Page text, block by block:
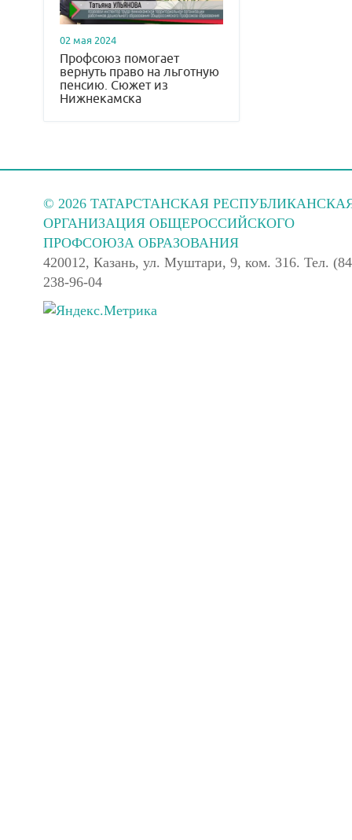
02 мая 2024
Профсоюз помогает
вернуть право на льготную
пенсию. Сюжет из
Нижнекамска
© 2026 ТАТАРСТАНСКАЯ
ОРГАНИЗАЦИЯ ОБЩЕРОССИЙСКОГО
ПРОФСОЮЗА ОБРАЗОВАНИЯ
420012, Казань, ул. Муштари, 9, ком. 316. Тел.
238-96-04